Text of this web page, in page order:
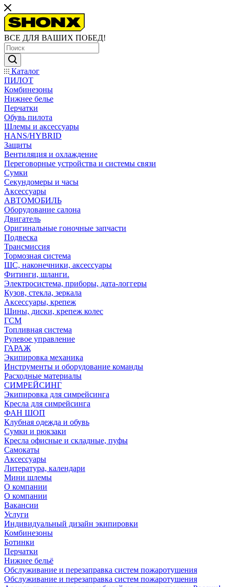
ВСЕ ДЛЯ ВАШИХ ПОБЕД!
Каталог
ПИЛОТ
Комбинезоны
Нижнее белье
Перчатки
Обувь пилота
Шлемы и аксессуары
HANS/HYBRID
Защиты
Вентиляция и охлаждение
Переговорные устройства и системы связи
Сумки
Секундомеры и часы
Аксессуары
АВТОМОБИЛЬ
Оборудование салона
Двигатель
Оригинальные гоночные запчасти
Подвеска
Трансмиссия
Тормозная система
ШС, наконечники, аксессуары
Фитинги, шланги.
Электросистема, приборы, дата-логгеры
Кузов, стекла, зеркала
Аксессуары, крепеж
Шины, диски, крепеж колес
ГСМ
Топливная система
Рулевое управление
ГАРАЖ
Экипировка механика
Инструменты и оборудование команды
Расходные материалы
СИМРЕЙСИНГ
Экипировка для симрейсинга
Кресла для симрейсинга
ФАН ШОП
Клубная одежда и обувь
Сумки и рюкзаки
Кресла офисные и складные, пуфы
Самокаты
Аксессуары
Литература, календари
Мини шлемы
О компании
О компании
Вакансии
Услуги
Индивидуальный дизайн экипировки
Комбинезоны
Ботинки
Перчатки
Нижнее бельё
Обслуживание и перезаправка систем пожаротушения
Обслуживание и перезаправка систем пожаротушения